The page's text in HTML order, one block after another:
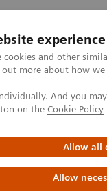
experience
cookies and other
out more about how
And you
on the Cookie Policy
Allow all
Allow
cliniques
valeur pour le